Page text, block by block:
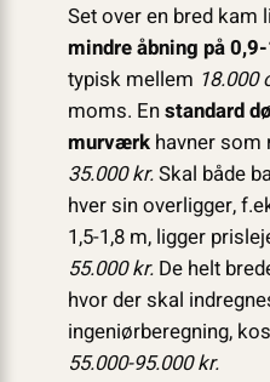
Set over en bred kam
mindre åbning på
typisk mellem 18.000
moms. Enstandard
murværkhavner som
35.000 kr.Skal både
hver sin overligger,
1,5-1,8 m, ligger
55.000 kr.De helt
hvor der skal
ingeniørberegning,
55.000-95.000 kr.